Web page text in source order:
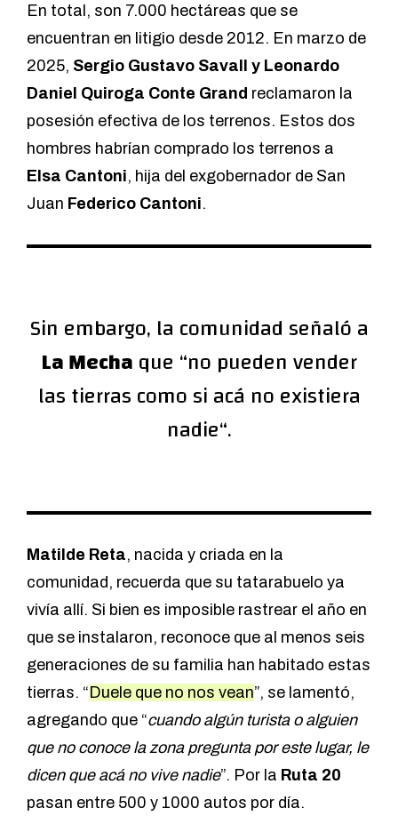
En total, son 7.000 hectáreas que se
encuentran en litigio desde 2012. En marzo de
2025, Sergio Gustavo Savall y Leonardo
Daniel Quiroga Conte Grand reclamaron la
posesión efectiva de los terrenos. Estos dos
hombres habrían comprado los terrenos a
Elsa Cantoni, hija del exgobernador de San
Juan Federico Cantoni.
Sin embargo, la comunidad señaló a
La Mechaque “no pueden vender
las tierras como si acá no existiera
nadie“.
Matilde Reta, nacida y criada en la
comunidad, recuerda que su tatarabuelo ya
vivía allí. Si bien es imposible rastrear el año en
que se instalaron, reconoce que al menos seis
generaciones de su familia han habitado estas
tierras. “Duele que no nos vean”, se lamentó,
agregando que “cuando algún turista o alguien
que no conoce la zona pregunta por este lugar, le
dicen que acá no vive nadie”. Por la Ruta 20
pasan entre 500 y 1000 autos por día.